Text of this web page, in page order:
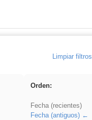
Limpiar filtros
Orden:
Fecha (recientes)
Fecha (antiguos)